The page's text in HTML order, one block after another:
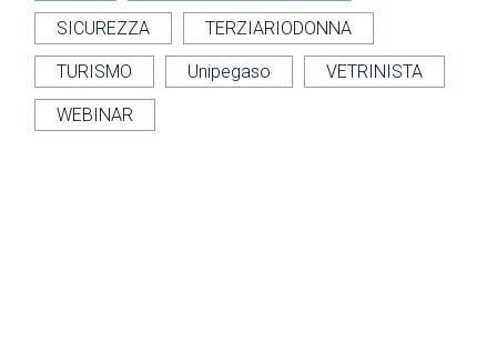
SICUREZZA TERZIARIODONNA
TURISMO Unipegaso VETRINISTA
WEBINAR